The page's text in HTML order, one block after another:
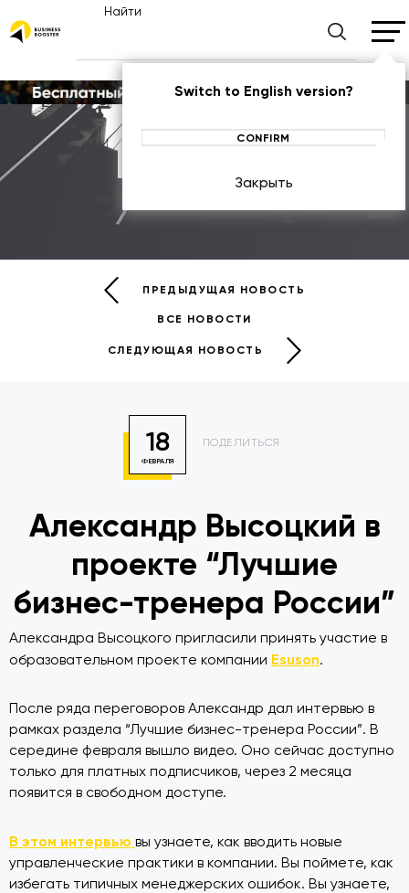
Найти
Switch to English version?
CONFIRM
Закрыть
Новости
ПРЕДЫДУЩАЯ НОВОСТЬ
ВСЕ НОВОСТИ
СЛЕДУЮЩАЯ НОВОСТЬ
18
ФЕВРАЛЯ
ПОДЕЛИТЬСЯ
Александр Высоцкий в
проекте “Лучшие
бизнес-тренера России”
Александра Высоцкого пригласили принять участие в
образовательном проекте компании Esuson.
После ряда переговоров Александр дал интервью в
рамках раздела “Лучшие бизнес-тренера России”. В
середине февраля вышло видео. Оно сейчас доступно
только для платных подписчиков, через 2 месяца
появится в свободном доступе.
В этом интервью вы узнаете, как вводить новые
управленческие практики в компании. Вы поймете, как
избегать типичных менеджерских ошибок. Вы узнаете,